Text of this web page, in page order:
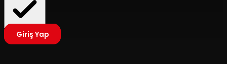
Giriş Yap